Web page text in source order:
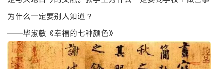
（唐）陆柬之《文赋》（局部）
书法，非专业之业也。书法专业之业者是不能成为书法家
的，历史上也没有一个专业书法家的。书法虽讲究技巧，但
要写出特色、写出气势、写出情趣来，没有渊博的知识、非